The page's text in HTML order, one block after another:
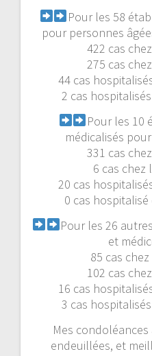
Pour les 58
pour personnes
422 cas
275 cas
44 cas
2 cas
Pour les 10
médicalisés
331 cas
6 cas chez
20 cas
0 cas
Pour les 26
et
85 cas
102 cas
16 cas
3 cas
Mes
endeuillées, et